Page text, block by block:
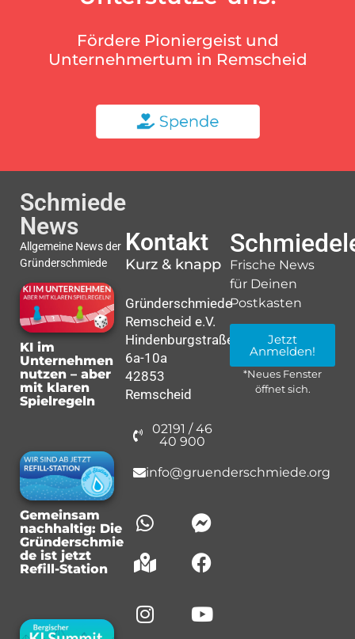
Fördere Pioniergeist und
Unternehmertum in Remscheid
Schmiede
News
Allgemeine News der
Gründerschmiede
KI im
Unternehmen
nutzen – aber
mit klaren
Spielregeln
Gemeinsam
nachhaltig: Die
Gründerschmie
de ist jetzt
Refill-Station
Kontakt
Kurz & knapp
Gründerschmiede
Remscheid e.V.
Hindenburgstraße
6a-10a
42853
Remscheid
02191 / 46
40 900
info@gruenderschmiede.org
Frische News
für Deinen
Postkasten
Jetzt
Anmelden!
*Neues Fenster
öffnet sich.